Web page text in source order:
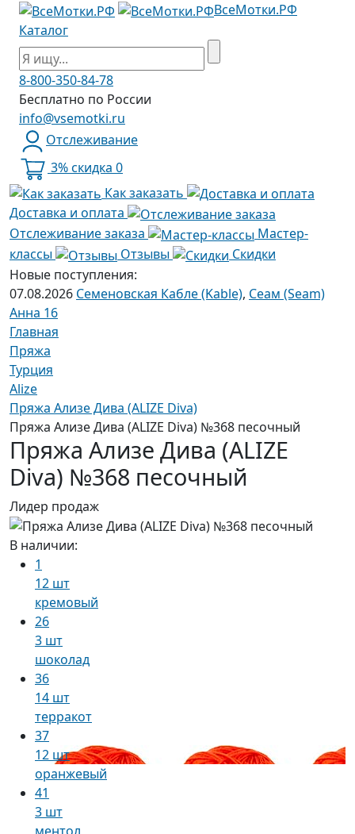
ВсеМотки.РФ
Каталог
8-800-350-84-78
Бесплатно по России
info@vsemotki.ru
Отслеживание
3% скидка 0
Как заказать
Доставка и оплата
Отслеживание заказа
Мастер-
классы
Отзывы
Скидки
Новые поступления:
07.08.2026 Семеновская Кабле (Kable), Сеам (Seam)
Анна 16
Главная
Пряжа
Турция
Alize
Пряжа Ализе Дива (ALIZE Diva)
Пряжа Ализе Дива (ALIZE Diva) №368 песочный
Пряжа Ализе Дива (ALIZE
Diva) №368 песочный
Лидер продаж
В наличии:
1
12 шт
кремовый
26
3 шт
шоколад
36
14 шт
терракот
37
12 шт
оранжевый
41
3 шт